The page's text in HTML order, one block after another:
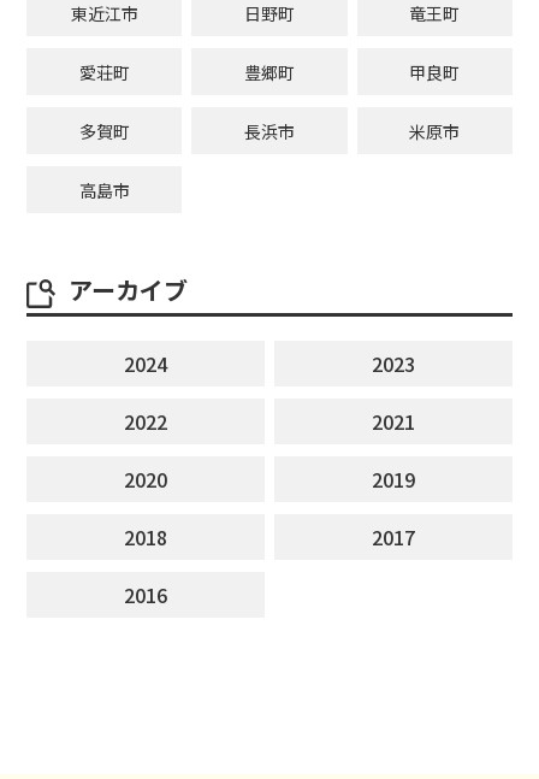
東近江市 日野町 竜王町
愛荘町 豊郷町 甲良町
多賀町 長浜市 米原市
高島市
アーカイブ
2024
2023
2022
2021
2020
2019
2018
2017
2016